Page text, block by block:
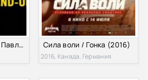
Большой Stand Up Павла Воли (2013) Сила воли / Гонка (2016)
2016, Канада, Германия